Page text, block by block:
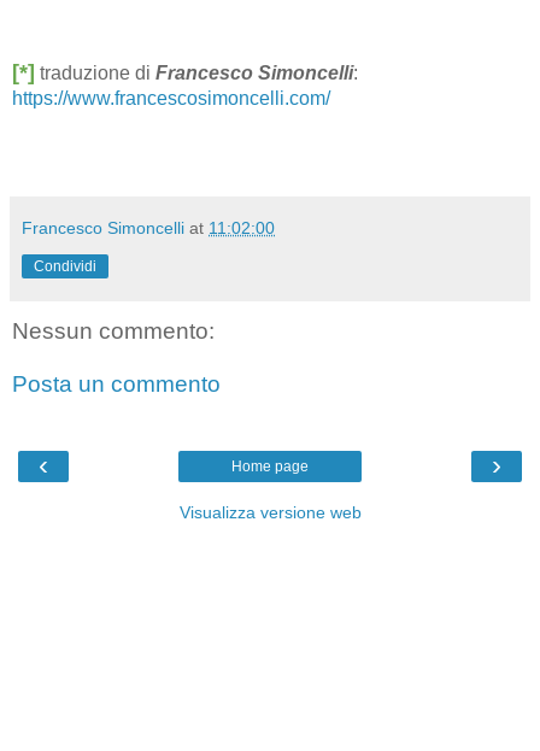
[*] traduzione di Francesco Simoncelli:
https://www.francescosimoncelli.com/
Francesco Simoncelli at 11:02:00
Condividi
Nessun commento:
Posta un commento
‹ ›
Home page
Visualizza versione web